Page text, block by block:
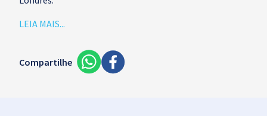
LEIA MAIS...
Compartilhe